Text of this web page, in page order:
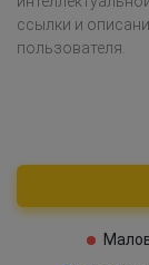
ссылки и
пользователя.